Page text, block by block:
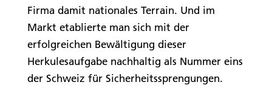
Firma damit nationales Terrain. Und im
Markt etablierte man sich mit der
erfolgreichen Bewältigung dieser
Herkulesaufgabe nachhaltig als Nummer eins
der Schweiz für Sicherheitssprengungen.